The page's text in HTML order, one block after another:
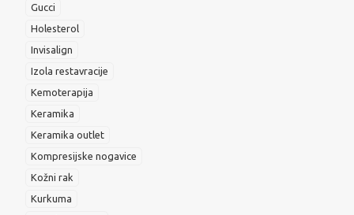
Gucci
Holesterol
Invisalign
Izola restavracije
Kemoterapija
Keramika
Keramika outlet
Kompresijske nogavice
Kožni rak
Kurkuma